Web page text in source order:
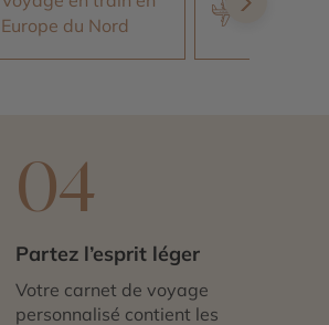
Europe du Nord
04
Partez l’esprit léger
Votre carnet de voyage
personnalisé contient les